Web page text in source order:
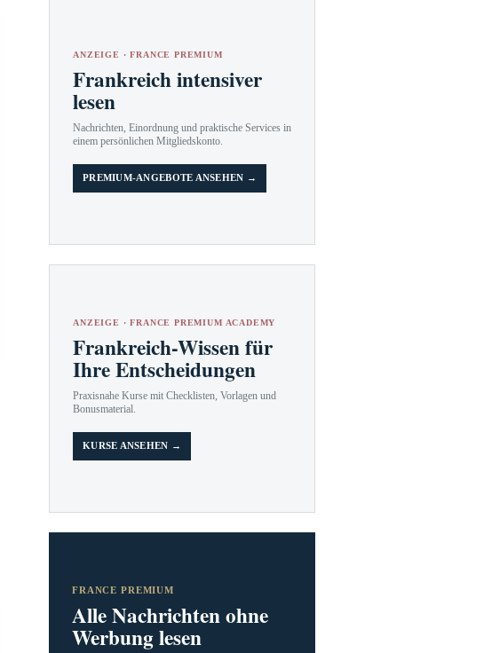
ANZEIGE · FRANCE PREMIUM
Frankreich intensiver
lesen
Nachrichten, Einordnung und praktische Services in
einem persönlichen Mitgliedskonto.
PREMIUM-ANGEBOTE ANSEHEN →
ANZEIGE · FRANCE PREMIUM ACADEMY
Frankreich-Wissen für
Ihre Entscheidungen
Praxisnahe Kurse mit Checklisten, Vorlagen und
Bonusmaterial.
KURSE ANSEHEN →
FRANCE PREMIUM
Alle Nachrichten ohne
Werbung lesen